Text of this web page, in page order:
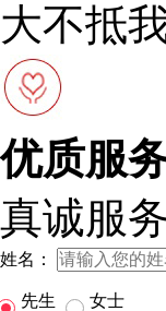
大不抵
优质服
真诚服
姓名：
先生
女士